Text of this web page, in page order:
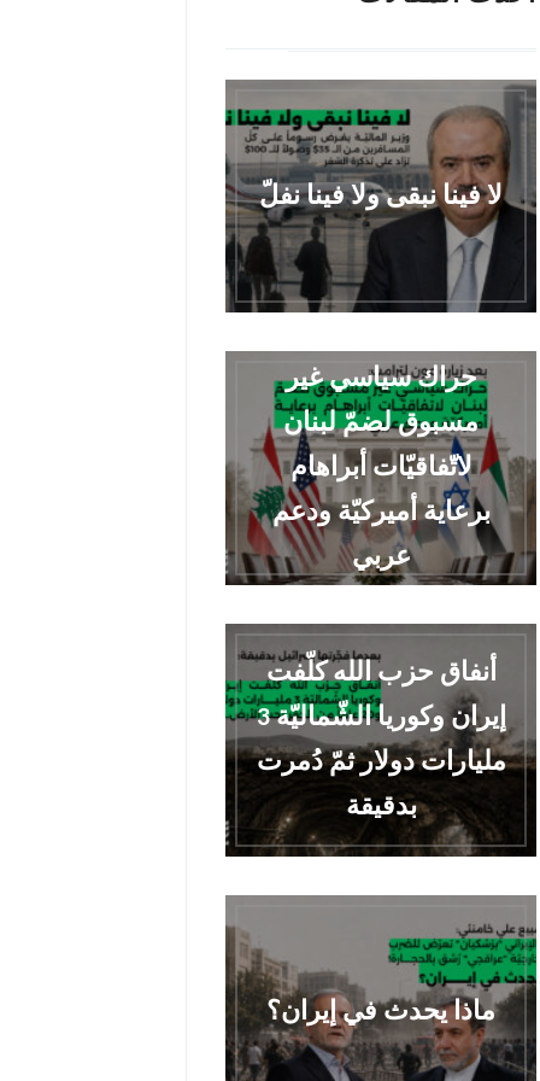
لا فينا نبقى ولا فينا نفلّ
حراك سياسي غير
مسبوق لضمّ لبنان
لاتّفاقيّات أبراهام
برعاية أميركيّة ودعم
عربي
أنفاق حزب الله كلّفت
إيران وكوريا الشّماليّة 3
مليارات دولار ثمّ دُمرت
بدقيقة
ماذا يحدث في إيران؟